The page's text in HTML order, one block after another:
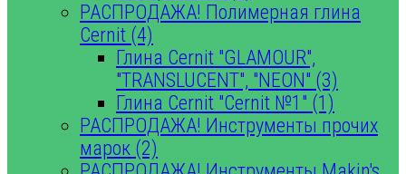
РАСПРОДАЖА! Полимерная глина
Cernit (4)
Глина Cernit "GLAMOUR",
"TRANSLUCENT", "NEON" (3)
Глина Cernit "Cernit №1" (1)
РАСПРОДАЖА! Инструменты прочих
марок (2)